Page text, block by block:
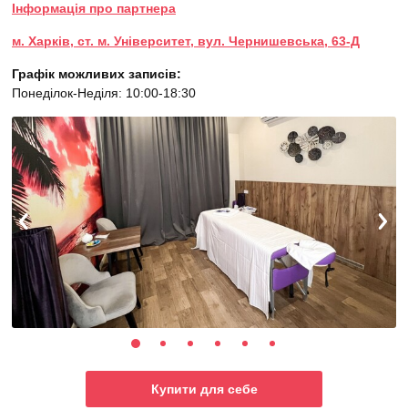
Інформація про партнера
м. Харків, ст. м. Університет, вул. Чернишевська, 63-Д
Графік можливих записів:
Понеділок-Неділя: 10:00-18:30
Купити для себе